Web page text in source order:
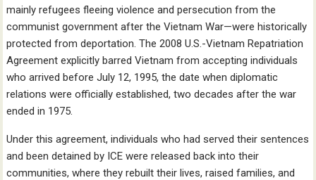
mainly refugees fleeing violence and persecution from the
communist government after the Vietnam War—were historically
protected from deportation. The 2008 U.S.-Vietnam Repatriation
Agreement explicitly barred Vietnam from accepting individuals
who arrived before July 12, 1995, the date when diplomatic
relations were officially established, two decades after the war
ended in 1975.
Under this agreement, individuals who had served their sentences
and been detained by ICE were released back into their
communities, where they rebuilt their lives, raised families, and